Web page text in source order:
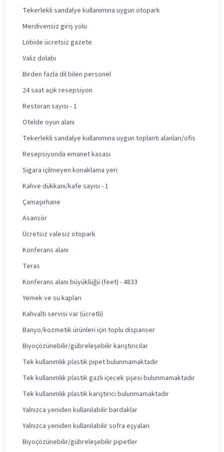
Tekerlekli sandalye kullanımına uygun otopark
Merdivensiz giriş yolu
Lobide ücretsiz gazete
Valiz dolabı
Birden fazla dil bilen personel
24 saat açık resepsiyon
Restoran sayısı - 1
Otelde oyun alanı
Tekerlekli sandalye kullanımına uygun toplantı alanları/ofis
Resepsiyonda emanet kasası
Sigara içilmeyen konaklama yeri
Kahve dükkanı/kafe sayısı - 1
Çamaşırhane
Asansör
Ücretsiz valesiz otopark
Konferans alanı
Teras
Konferans alanı büyüklüğü (feet) - 4833
Yemek ve su kapları
Kahvaltı servisi var (ücretli)
Banyo/kozmetik ürünleri için toplu dispanser
Biyoçözünebilir/gübreleşebilir karıştırıcılar
Tek kullanımlık plastik pipet bulunmamaktadır
Tek kullanımlık plastik gazlı içecek şişesi bulunmamaktadır
Tek kullanımlık plastik karıştırıcı bulunmamaktadır
Yalnızca yeniden kullanılabilir bardaklar
Yalnızca yeniden kullanılabilir sofra eşyaları
Biyoçözünebilir/gübreleşebilir pipetler